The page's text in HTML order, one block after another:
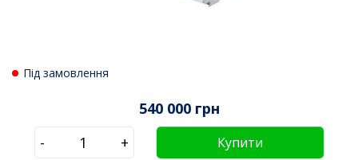
Під замовлення
540 000 грн
-
+ Купити